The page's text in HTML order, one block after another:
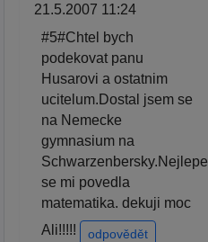
21.5.2007 11:24
#5#Chtel bych
podekovat panu
Husarovi a ostatnim
ucitelum.Dostal jsem se
na Nemecke
gymnasium na
Schwarzenbersky.Nejlepe
se mi povedla
matematika. dekuji moc
Ali!!!!!
odpovědět